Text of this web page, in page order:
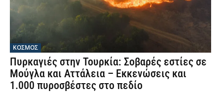
ΚΟΣΜΟΣ
Πυρκαγιές στην Τουρκία: Σοβαρές εστίες σε
Μούγλα και Αττάλεια – Εκκενώσεις και
1.000 πυροσβέστες στο πεδίο